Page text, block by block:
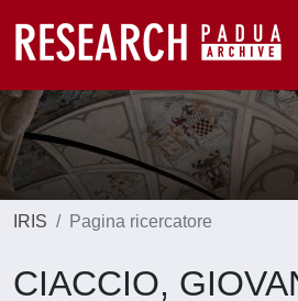
IRIS Pagina ricercatore
CIACCIO,